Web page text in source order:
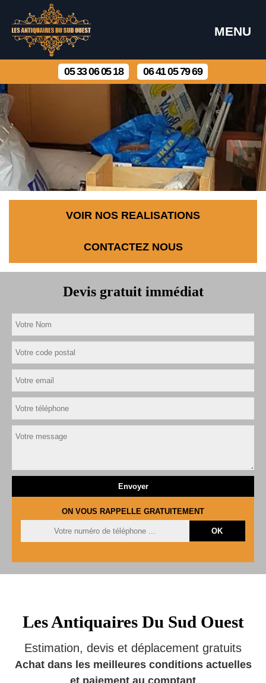
MENU
05 33 06 05 18 06 41 05 79 69
VOIR NOS REALISATIONS
CONTACTEZ NOUS
Devis gratuit immédiat
ON VOUS RAPPELLE GRATUITEMENT
Les Antiquaires Du Sud Ouest
Estimation, devis et déplacement gratuits
Achat dans les meilleures conditions actuelles
et paiement au comptant